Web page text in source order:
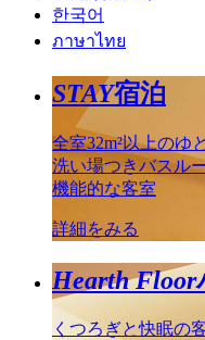
한국어
ภาษาไทย
STAY宿泊
全室32m²以上のゆ
洗い場つきバスル
機能的な客室
詳細をみる
Hearth Floor
くつろぎと快眠の